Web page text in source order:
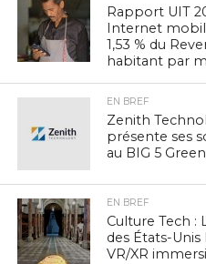
Rapport UIT
Internet
1,53 % du
habitant par
EN BREF
Zenith
présente ses
au BIG 5
EN BREF
Culture Tech :
des États-
VR/XR